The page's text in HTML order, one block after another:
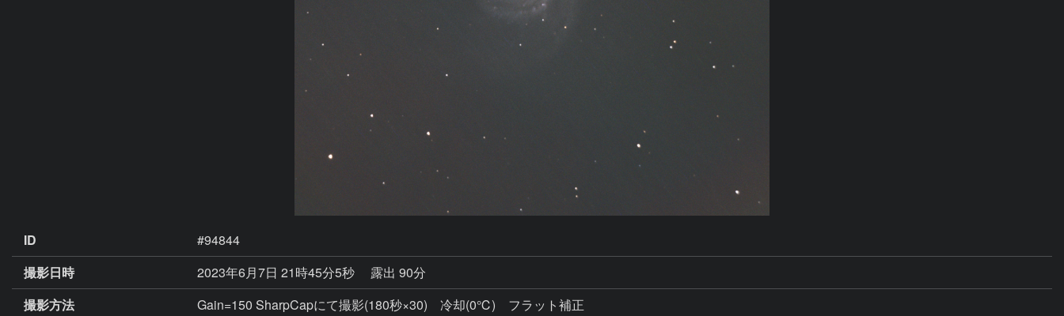
ID
#94844
撮影日時
2023年6月7日 21時45分5秒
露出 90分
撮影方法
Gain=150 SharpCapにて撮影(180秒×30) 冷却(0℃) フラット補正